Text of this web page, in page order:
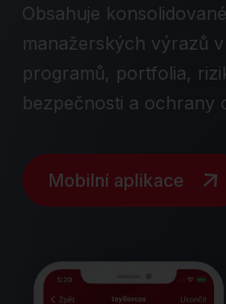
Obsahuje
manažerských výrazů
programů, portfolia,
bezpečnosti a ochrany
Mobilní aplikace